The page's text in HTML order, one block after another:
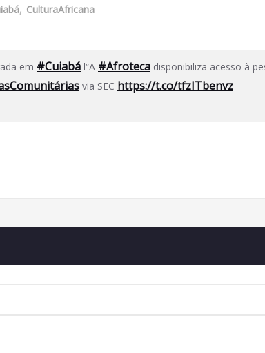
, CulturaAfricana
em #Cuiabá l“A #Afroteca disponibiliza acesso à
via SEC https://t.co/tfzITbenvz